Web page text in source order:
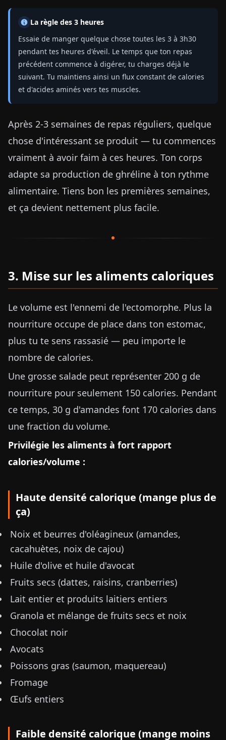
La règle des 3 heures
Essaie de manger quelque chose toutes les 3 à 3h30
pendant tes heures d'éveil. Le temps que ton repas
précédent commence à digérer, tu charges déjà le
suivant. Tu maintiens ainsi un flux constant de calories
et d'acides aminés vers tes muscles.
Après 2-3 semaines de repas réguliers, quelque
chose d'intéressant se produit — tu commences
vraiment à avoir faim à ces heures. Ton corps
adapte sa production de ghréline à ton rythme
alimentaire. Tiens bon les premières semaines,
et ça devient nettement plus facile.
3. Mise sur les aliments caloriques
Le volume est l'ennemi de l'ectomorphe. Plus la
nourriture occupe de place dans ton estomac,
plus tu te sens rassasié — peu importe le
nombre de calories.
Une grosse salade peut représenter 200 g de
nourriture pour seulement 150 calories. Pendant
ce temps, 30 g d'amandes font 170 calories dans
une fraction du volume.
Privilégie les aliments à fort rapport
calories/volume :
Haute densité calorique (mange plus de
ça)
Noix et beurres d'oléagineux (amandes,
cacahuètes, noix de cajou)
Huile d'olive et huile d'avocat
Fruits secs (dattes, raisins, cranberries)
Lait entier et produits laitiers entiers
Granola et mélange de fruits secs et noix
Chocolat noir
Avocats
Poissons gras (saumon, maquereau)
Fromage
Œufs entiers
Faible densité calorique (mange moins